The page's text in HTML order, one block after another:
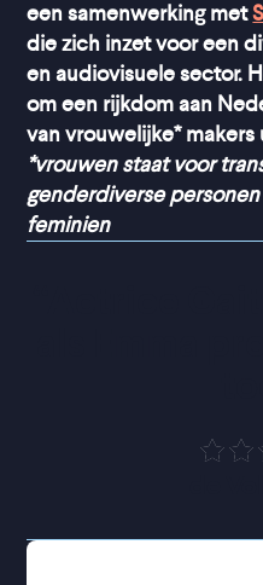
een samenwerking met
die zich inzet voor een
en audiovisuele sector.
om een rijkdom aan
van vrouwelijke*
*vrouwen staat voor
genderdiverse
feminien
Emma belandt op de